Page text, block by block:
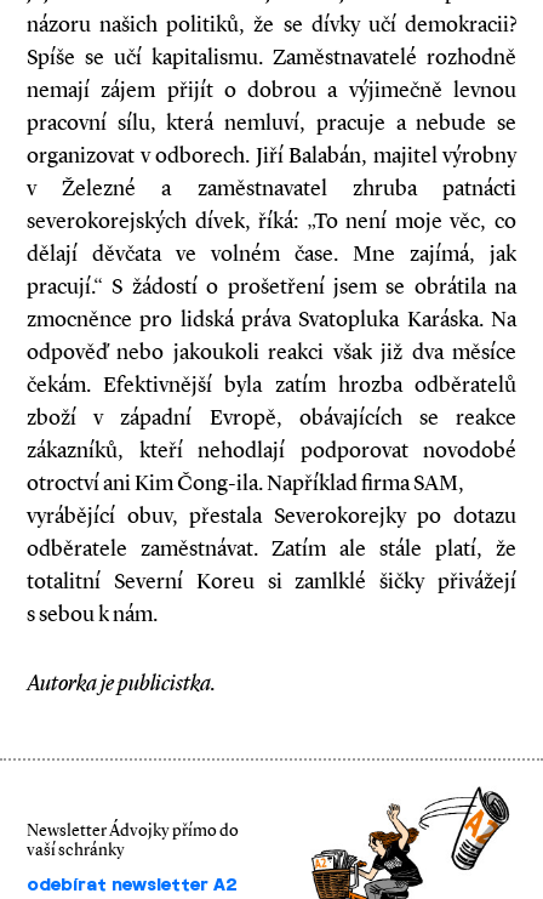
názoru našich politiků, že se dívky učí demokracii?
Spíše se učí kapitalismu. Zaměstnavatelé rozhodně
nemají zájem přijít o dobrou a výjimečně levnou
pracovní sílu, která nemluví, pracuje a nebude se
organizovat v odborech. Jiří Balabán, majitel výrobny
v Železné a zaměstnavatel zhruba patnácti
severokorejských dívek, říká: „To není moje věc, co
dělají děvčata ve volném čase. Mne zajímá, jak
pracují.“ S žádostí o prošetření jsem se obrátila na
zmocněnce pro lidská práva Svatopluka Karáska. Na
odpověď nebo jakoukoli reakci však již dva měsíce
čekám. Efektivnější byla zatím hrozba odběratelů
zboží v západní Evro­pě, obávajících se reakce
zákazníků, kteří nehodlají podporovat novodobé
otroctví ani Kim Čong-ila. Například firma SAM,
vyrábějící obuv, přestala Severokorejky po dotazu
odběratele zaměstnávat. Zatím ale stále platí, že
totalitní Severní Koreu si zamlklé šičky přivážejí
s sebou k nám.
Autorka je publicistka.
Newsletter Ádvojky přímo do
vaší schránky
odebírat newsletter A2